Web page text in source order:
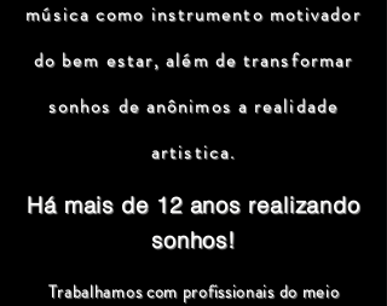
música como instrumento motivador
do bem estar, além de transformar
sonhos de anônimos a realidade
artistica.
Há mais de 12 anos realizando
sonhos!
Trabalhamos com profissionais do meio